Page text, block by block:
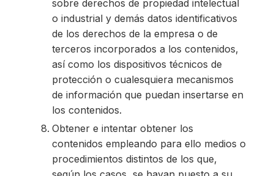
sobre derechos de propiedad intelectual
o industrial y demás datos identificativos
de los derechos de la empresa o de
terceros incorporados a los contenidos,
así como los dispositivos técnicos de
protección o cualesquiera mecanismos
de información que puedan insertarse en
los contenidos.
Obtener e intentar obtener los
contenidos empleando para ello medios o
procedimientos distintos de los que,